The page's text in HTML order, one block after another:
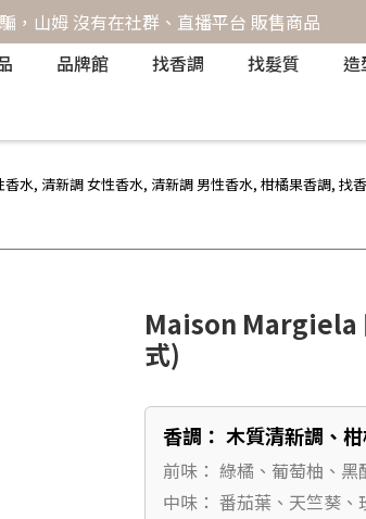
，山姆 沒有在社群、直播平台 販售商品
品牌館 找香調 找髮質 造
香水, 清新調 女性香水, 清新調 男性香水, 柑橘果香調, 找
Maison Margiela
式)
香調： 木質清新調、
前味： 綠橘、葡萄柚、黑
中味： 番茄葉、天竺葵、